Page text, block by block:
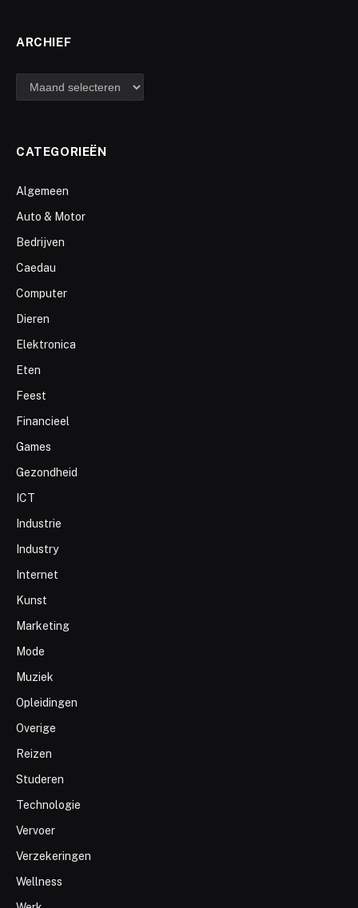
ARCHIEF
archief
CATEGORIEËN
Algemeen
Auto & Motor
Bedrijven
Caedau
Computer
Dieren
Elektronica
Eten
Feest
Financieel
Games
Gezondheid
ICT
Industrie
Industry
Internet
Kunst
Marketing
Mode
Muziek
Opleidingen
Overige
Reizen
Studeren
Technologie
Vervoer
Verzekeringen
Wellness